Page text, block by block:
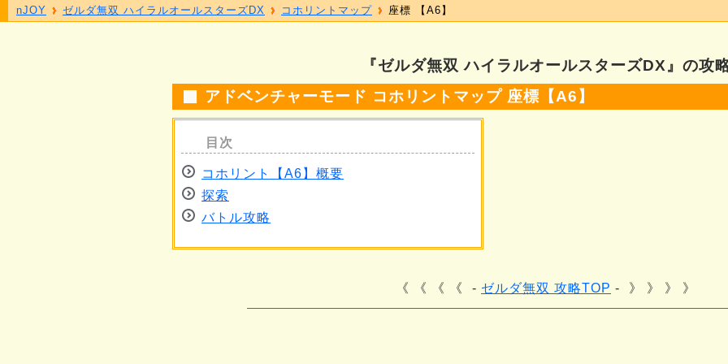
『ゼルダ無双 ハイラルオールスターズDX』の攻
アドベンチャーモード コホリントマップ 座標【A6】
コホリント【A6】概要
探索
バトル攻略
《 《 《 ゼルダ無双 攻略TOP 》 》 》
nJOY ゼルダ無双 ハイラルオールスターズDX コホリントマップ 座標 【A6】